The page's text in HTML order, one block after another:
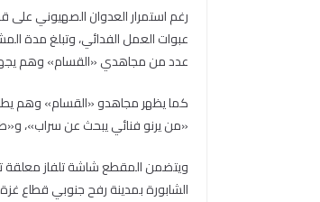
عدد من مجاهدي «القسام» وهم
كما يظهر مجاهدو «القسام» وهم
«من يرنو فنائي يبحث عن سراب»،
ويتضمن المقطع شاشة تلفاز معلقة
الشابورة بمدينة رفح جنوبي قطاع